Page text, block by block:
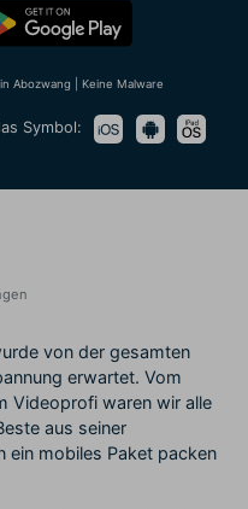
Meisterkurs
Beherrschen Sie
fortgeschrittene
Videobearbeitungsfähigkeiten
DIY-Spezialeffekte
Freunde-werben-
Programm
An Freunde empfehlen,
Belohnungen erhalten
Bewertungen
Schalten Sie Partnerschaften
auf Unternehmensebene frei
Anmelden
Abozwang | Keine Malware
Symbol:
von der gesamten
erwartet. Vom
Videoprofi waren wir alle
aus seiner
ein mobiles Paket packen